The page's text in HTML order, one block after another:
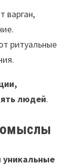
варган,
ритуальные
людей.
уникальные